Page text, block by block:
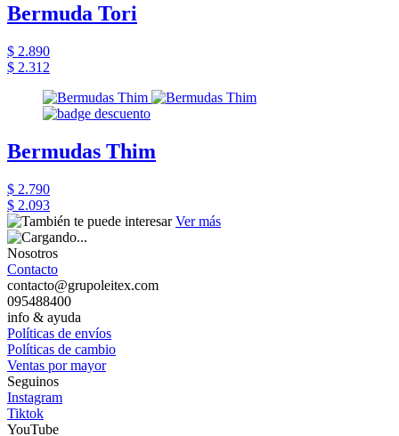
Bermuda Tori
$ 2.890
$ 2.312
Bermudas Thim
$ 2.790
$ 2.093
Ver más
Nosotros
Contacto
contacto@grupoleitex.com
095488400
info & ayuda
Políticas de envíos
Políticas de cambio
Ventas por mayor
Seguinos
Instagram
Tiktok
YouTube